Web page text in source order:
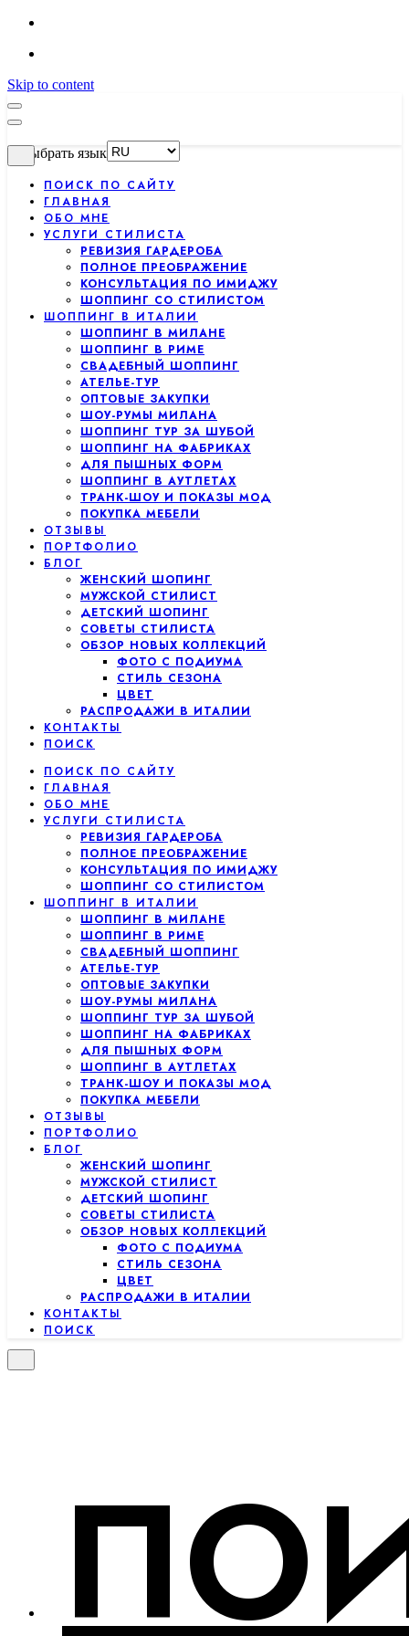
Skip to content
Выбрать язык
ПОИСК ПО САЙТУ
ГЛАВНАЯ
ОБО МНЕ
УСЛУГИ СТИЛИСТА
РЕВИЗИЯ ГАРДЕРОБА
ПОЛНОЕ ПРЕОБРАЖЕНИЕ
КОНСУЛЬТАЦИЯ ПО ИМИДЖУ
ШОППИНГ СО СТИЛИСТОМ
ШОППИНГ В ИТАЛИИ
ШОППИНГ В МИЛАНЕ
ШОППИНГ В РИМЕ
СВАДЕБНЫЙ ШОППИНГ
АТЕЛЬЕ-ТУР
ОПТОВЫЕ ЗАКУПКИ
ШОУ-РУМЫ МИЛАНА
ШОППИНГ ТУР ЗА ШУБОЙ
ШОППИНГ НА ФАБРИКАХ
ДЛЯ ПЫШНЫХ ФОРМ
ШОППИНГ В АУТЛЕТАХ
ТРАНК-ШОУ И ПОКАЗЫ МОД
ПОКУПКА МЕБЕЛИ
ОТЗЫВЫ
ПОРТФОЛИО
БЛОГ
ЖЕНСКИЙ ШОПИНГ
МУЖСКОЙ СТИЛИСТ
ДЕТСКИЙ ШОПИНГ
СОВЕТЫ СТИЛИСТА
ОБЗОР НОВЫХ КОЛЛЕКЦИЙ
ФОТО С ПОДИУМА
СТИЛЬ СЕЗОНА
ЦВЕТ
РАСПРОДАЖИ В ИТАЛИИ
КОНТАКТЫ
ПОИСК
ПОИСК ПО САЙТУ
ГЛАВНАЯ
ОБО МНЕ
УСЛУГИ СТИЛИСТА
РЕВИЗИЯ ГАРДЕРОБА
ПОЛНОЕ ПРЕОБРАЖЕНИЕ
КОНСУЛЬТАЦИЯ ПО ИМИДЖУ
ШОППИНГ СО СТИЛИСТОМ
ШОППИНГ В ИТАЛИИ
ШОППИНГ В МИЛАНЕ
ШОППИНГ В РИМЕ
СВАДЕБНЫЙ ШОППИНГ
АТЕЛЬЕ-ТУР
ОПТОВЫЕ ЗАКУПКИ
ШОУ-РУМЫ МИЛАНА
ШОППИНГ ТУР ЗА ШУБОЙ
ШОППИНГ НА ФАБРИКАХ
ДЛЯ ПЫШНЫХ ФОРМ
ШОППИНГ В АУТЛЕТАХ
ТРАНК-ШОУ И ПОКАЗЫ МОД
ПОКУПКА МЕБЕЛИ
ОТЗЫВЫ
ПОРТФОЛИО
БЛОГ
ЖЕНСКИЙ ШОПИНГ
МУЖСКОЙ СТИЛИСТ
ДЕТСКИЙ ШОПИНГ
СОВЕТЫ СТИЛИСТА
ОБЗОР НОВЫХ КОЛЛЕКЦИЙ
ФОТО С ПОДИУМА
СТИЛЬ СЕЗОНА
ЦВЕТ
РАСПРОДАЖИ В ИТАЛИИ
КОНТАКТЫ
ПОИСК